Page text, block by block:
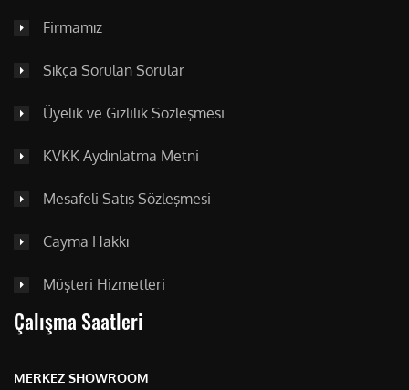
Firmamız
Sıkça Sorulan Sorular
Üyelik ve Gizlilik Sözleşmesi
KVKK Aydınlatma Metni
Mesafeli Satış Sözleşmesi
Cayma Hakkı
Müşteri Hizmetleri
Çalışma Saatleri
MERKEZ SHOWROOM